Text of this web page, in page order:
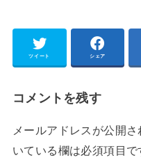
ツイート シェア
コメントを残す
メールアドレスが公開さ
いている欄は必須項目で